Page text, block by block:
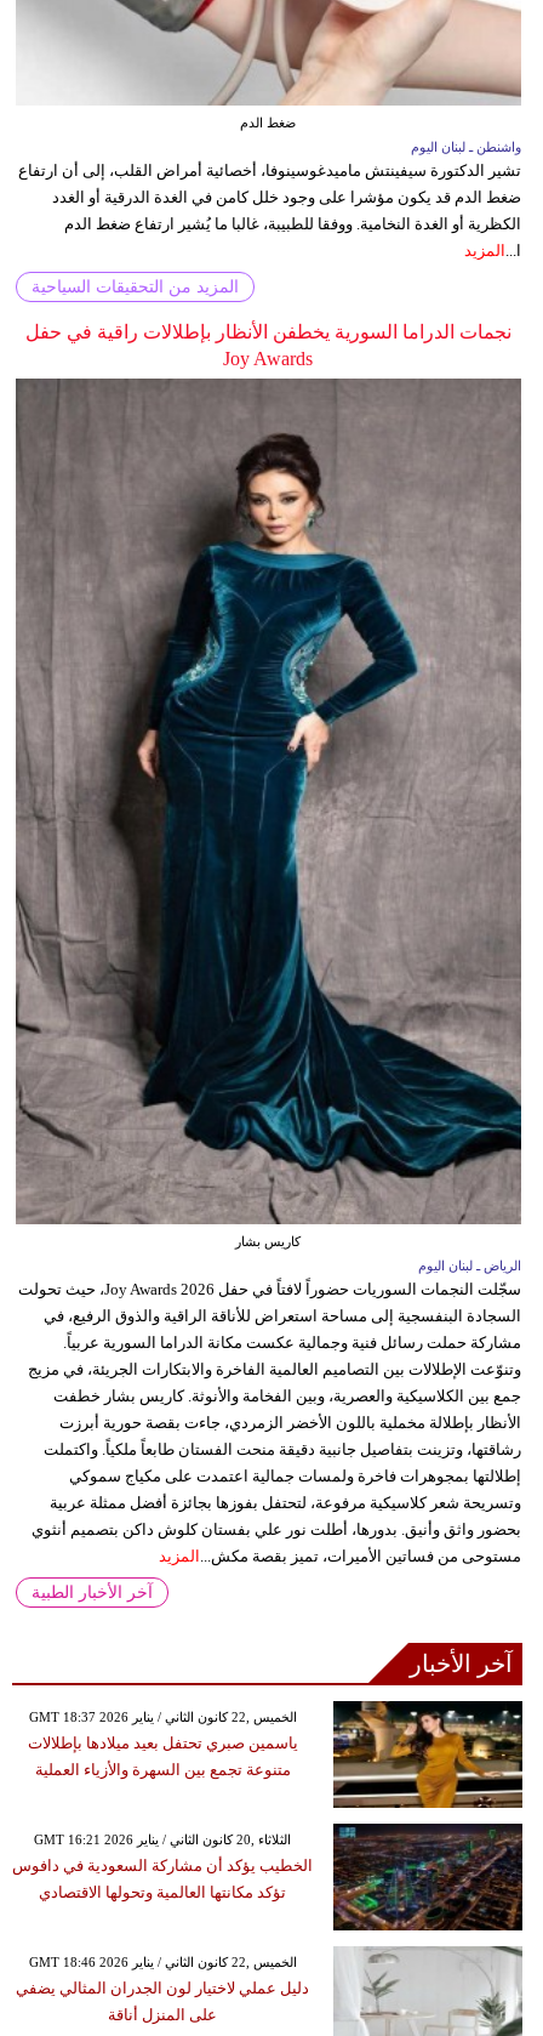
ضغط الدم
واشنطن ـ لبنان اليوم
تشير الدكتورة سيفينتش ماميدغوسينوفا، أخصائية أمراض القلب، إلى أن ارتفاع
ضغط الدم قد يكون مؤشرا على وجود خلل كامن في الغدة الدرقية أو الغدد
الكظرية أو الغدة النخامية. ووفقا للطبيبة، غالبا ما يُشير ارتفاع ضغط الدم
ا... المزيد
المزيد من التحقيقات السياحية
نجمات الدراما السورية يخطفن الأنظار بإطلالات راقية في حفل
Joy Awards
كاريس بشار
الرياض ـ لبنان اليوم
سجّلت النجمات السوريات حضوراً لافتاً في حفل Joy Awards 2026، حيث تحولت
السجادة البنفسجية إلى مساحة استعراض للأناقة الراقية والذوق الرفيع، في
مشاركة حملت رسائل فنية وجمالية عكست مكانة الدراما السورية عربياً.
وتنوّعت الإطلالات بين التصاميم العالمية الفاخرة والابتكارات الجريئة، في مزيج
جمع بين الكلاسيكية والعصرية، وبين الفخامة والأنوثة. كاريس بشار خطفت
الأنظار بإطلالة مخملية باللون الأخضر الزمردي، جاءت بقصة حورية أبرزت
رشاقتها، وتزينت بتفاصيل جانبية دقيقة منحت الفستان طابعاً ملكياً. واكتملت
إطلالتها بمجوهرات فاخرة ولمسات جمالية اعتمدت على مكياج سموكي
وتسريحة شعر كلاسيكية مرفوعة، لتحتفل بفوزها بجائزة أفضل ممثلة عربية
بحضور واثق وأنيق. بدورها، أطلت نور علي بفستان كلوش داكن بتصميم أنثوي
مستوحى من فساتين الأميرات، تميز بقصة مكش... المزيد
آخر الأخبار الطبية
آخر الأخبار
GMT 18:37 2026 الخميس ,22 كانون الثاني / يناير
ياسمين صبري تحتفل بعيد ميلادها بإطلالات
متنوعة تجمع بين السهرة والأزياء العملية
GMT 16:21 2026 الثلاثاء ,20 كانون الثاني / يناير
الخطيب يؤكد أن مشاركة السعودية في دافوس
تؤكد مكانتها العالمية وتحولها الاقتصادي
GMT 18:46 2026 الخميس ,22 كانون الثاني / يناير
دليل عملي لاختيار لون الجدران المثالي يضفي
على المنزل أناقة